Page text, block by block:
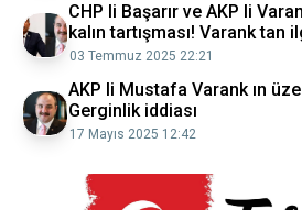
CHP li Başarır ve AKP li
kalın tartışması! Varank tan
Gazetesi
03 Temmuz 2025 22:21
AKP li Mustafa Varank ın
Gerginlik iddiası
17 Mayıs 2025 12:42